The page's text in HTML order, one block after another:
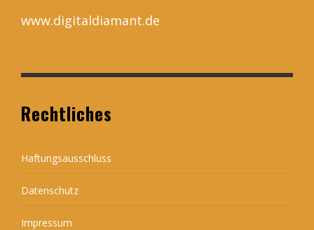
www.digitaldiamant.de
Rechtliches
Haftungsausschluss
Datenschutz
Impressum